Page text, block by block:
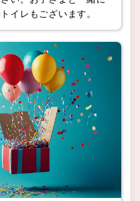
イレもございます。